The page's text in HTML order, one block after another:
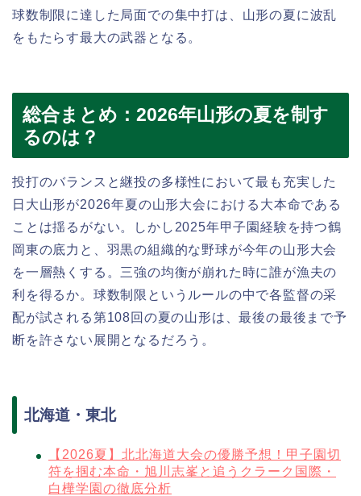
球数制限に達した局面での集中打は、山形の夏に波乱
をもたらす最大の武器となる。
総合まとめ：2026年山形の夏を制す
るのは？
投打のバランスと継投の多様性において最も充実した
日大山形が2026年夏の山形大会における大本命である
ことは揺るがない。しかし2025年甲子園経験を持つ鶴
岡東の底力と、羽黒の組織的な野球が今年の山形大会
を一層熱くする。三強の均衡が崩れた時に誰が漁夫の
利を得るか。球数制限というルールの中で各監督の采
配が試される第108回の夏の山形は、最後の最後まで予
断を許さない展開となるだろう。
北海道・東北
【2026夏】北北海道大会の優勝予想！甲子園切
符を掴む本命・旭川志峯と追うクラーク国際・
白樺学園の徹底分析